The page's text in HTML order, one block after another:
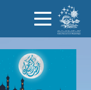
تجاوز
المحتوى
Toggle
navigation